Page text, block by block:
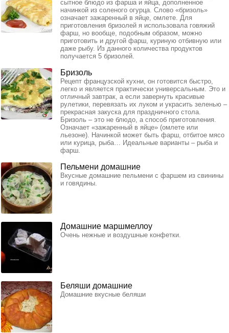
сытное блюдо из фарша и яйца, дополненное
начинкой из соленого огурца. Слово «бризоль»
означает зажаренный в яйце, омлете. Для
приготовления бризолей я использовала говяжий
фарш, но вообще, подобным образом, можно
приготовить и другой фарш, куриную отбивную или
даже рыбу. Из данного количества продуктов
получается 5 бризолей.
Бризоль
Рецепт французской кухни, он готовится быстро,
легко и является практически универсальным. Это и
отличный завтрак, а если завернуть красивые
рулетики, перевязать их луком и украсить зеленью –
прекрасная закуска для праздничного стола.
Бризоль – это не блюдо, а способ приготовления.
Означает «зажаренный в яйце» (омлете или
льезоне). Начинкой может быть фарш, отбитое мясо
или курица, рыба… Идеальные варианты – рыба и
фарш.
Пельмени домашние
Вкусные домашние пельмени с фаршем из свинины
и говядины.
Домашние маршмеллоу
Очень нежные и воздушные конфетки.
Беляши домашние
Домашние вкусные беляши